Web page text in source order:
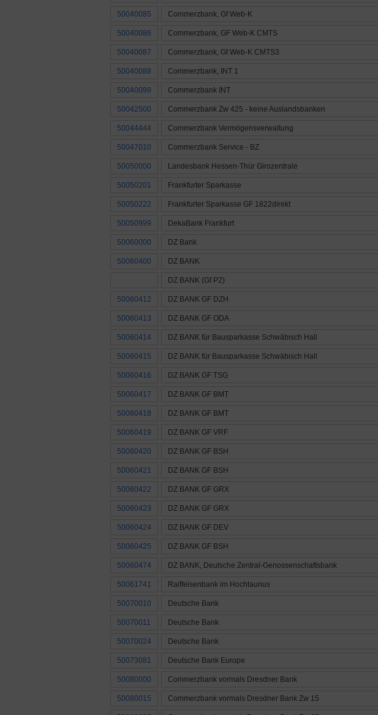
50040085 Commerzbank, Gf Web-K
50040086 Commerzbank, GF Web-K CMTS
50040087 Commerzbank, Gf Web-K CMTS3
50040088 Commerzbank, INT 1
50040099 Commerzbank INT
50042500 Commerzbank Zw 425 - keine Auslandsbanken
50044444 Commerzbank Vermögensverwaltung
50047010 Commerzbank Service - BZ
50050000 Landesbank Hessen-Thür Girozentrale
50050201 Frankfurter Sparkasse
50050222 Frankfurter Sparkasse GF 1822direkt
50050999 DekaBank Frankfurt
50060000 DZ Bank
50060400 DZ BANK
DZ BANK (Gf P2)
50060412 DZ BANK GF DZH
50060413 DZ BANK GF ODA
50060414 DZ BANK für Bausparkasse Schwäbisch Hall
50060415 DZ BANK für Bausparkasse Schwäbisch Hall
50060416 DZ BANK GF TSG
50060417 DZ BANK GF BMT
50060418 DZ BANK GF BMT
50060419 DZ BANK GF VRF
50060420 DZ BANK GF BSH
50060421 DZ BANK GF BSH
50060422 DZ BANK GF GRX
50060423 DZ BANK GF GRX
50060424 DZ BANK GF DEV
50060425 DZ BANK GF BSH
50060474 DZ BANK, Deutsche Zentral-Genossenschaftsbank
50061741 Raiffeisenbank im Hochtaunus
50070010 Deutsche Bank
50070011 Deutsche Bank
50070024 Deutsche Bank
50073081 Deutsche Bank Europe
50080000 Commerzbank vormals Dresdner Bank
50080015 Commerzbank vormals Dresdner Bank Zw 15